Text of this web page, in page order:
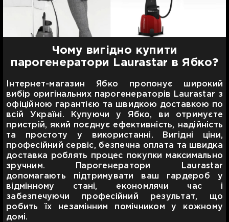
Чому вигідно купити
парогенератори Laurastar в Ябко?
Інтернет-магазин Ябко пропонує широкий
вибір оригінальних парогенераторів Laurastar з
офіційною гарантією та швидкою доставкою по
всій Україні. Купуючи у Ябко, ви отримуєте
пристрій, який поєднує ефективність, надійність
та простоту у використанні. Вигідні ціни,
професійний сервіс, безпечна оплата та швидка
доставка роблять процес покупки максимально
зручним. Парогенератори Laurastar
допомагають підтримувати ваш гардероб у
відмінному стані, економлячи час і
забезпечуючи професійний результат, що
робить їх незамінним помічником у кожному
домі.